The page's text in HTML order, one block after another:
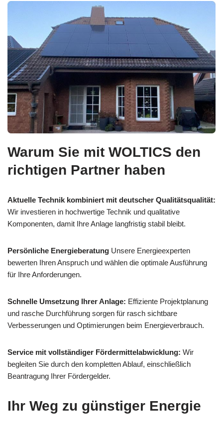
Warum Sie mit WOLTICS den
richtigen Partner haben
Aktuelle Technik kombiniert mit deutscher Qualitätsqualität:
Wir investieren in hochwertige Technik und qualitative
Komponenten, damit Ihre Anlage langfristig stabil bleibt.
Persönliche Energieberatung Unsere Energieexperten
bewerten Ihren Anspruch und wählen die optimale Ausführung
für Ihre Anforderungen.
Schnelle Umsetzung Ihrer Anlage: Effiziente Projektplanung
und rasche Durchführung sorgen für rasch sichtbare
Verbesserungen und Optimierungen beim Energieverbrauch.
Service mit vollständiger Fördermittelabwicklung: Wir
begleiten Sie durch den kompletten Ablauf, einschließlich
Beantragung Ihrer Fördergelder.
Ihr Weg zu günstiger Energie